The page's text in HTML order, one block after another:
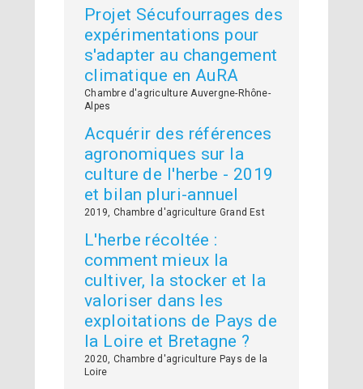
Projet Sécufourrages des
expérimentations pour
s'adapter au changement
climatique en AuRA
Chambre d'agriculture Auvergne-Rhône-
Alpes
Acquérir des références
agronomiques sur la
culture de l'herbe - 2019
et bilan pluri-annuel
2019, Chambre d'agriculture Grand Est
L'herbe récoltée :
comment mieux la
cultiver, la stocker et la
valoriser dans les
exploitations de Pays de
la Loire et Bretagne ?
2020, Chambre d'agriculture Pays de la
Loire